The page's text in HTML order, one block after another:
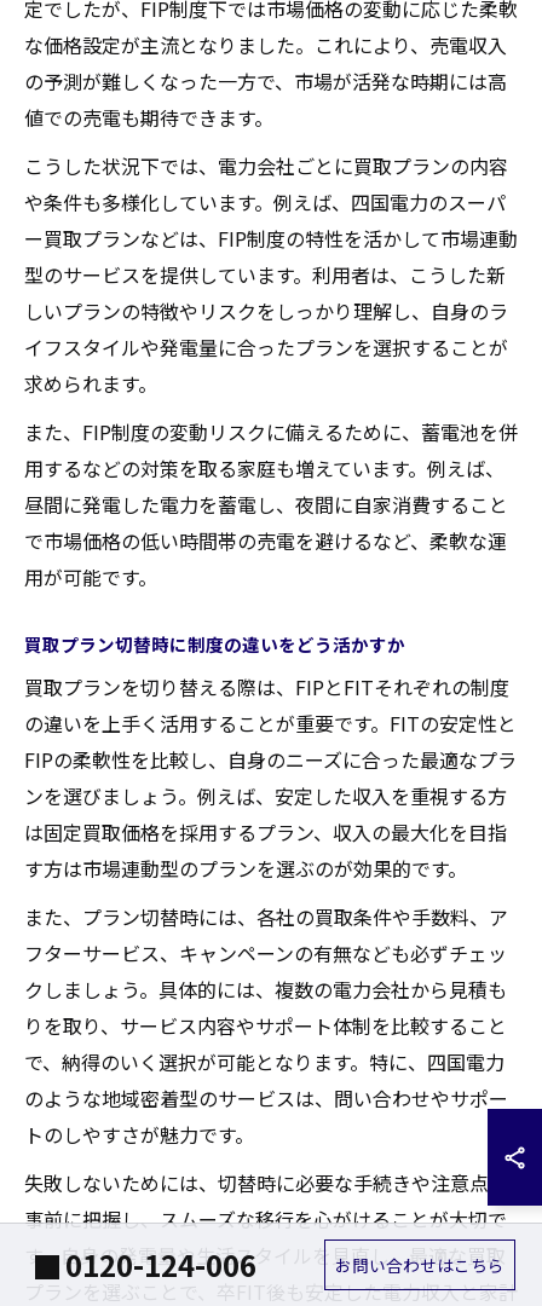
定でしたが、FIP制度下では市場価格の変動に応じた柔軟
な価格設定が主流となりました。これにより、売電収入
の予測が難しくなった一方で、市場が活発な時期には高
値での売電も期待できます。
こうした状況下では、電力会社ごとに買取プランの内容
や条件も多様化しています。例えば、四国電力のスーパ
ー買取プランなどは、FIP制度の特性を活かして市場連動
型のサービスを提供しています。利用者は、こうした新
しいプランの特徴やリスクをしっかり理解し、自身のラ
イフスタイルや発電量に合ったプランを選択することが
求められます。
また、FIP制度の変動リスクに備えるために、蓄電池を併
用するなどの対策を取る家庭も増えています。例えば、
昼間に発電した電力を蓄電し、夜間に自家消費すること
で市場価格の低い時間帯の売電を避けるなど、柔軟な運
用が可能です。
買取プラン切替時に制度の違いをどう活かすか
買取プランを切り替える際は、FIPとFITそれぞれの制度
の違いを上手く活用することが重要です。FITの安定性と
FIPの柔軟性を比較し、自身のニーズに合った最適なプラ
ンを選びましょう。例えば、安定した収入を重視する方
は固定買取価格を採用するプラン、収入の最大化を目指
す方は市場連動型のプランを選ぶのが効果的です。
また、プラン切替時には、各社の買取条件や手数料、ア
フターサービス、キャンペーンの有無なども必ずチェッ
クしましょう。具体的には、複数の電力会社から見積も
りを取り、サービス内容やサポート体制を比較すること
で、納得のいく選択が可能となります。特に、四国電力
のような地域密着型のサービスは、問い合わせやサポー
トのしやすさが魅力です。
失敗しないためには、切替時に必要な手続きや注意点を
事前に把握し、スムーズな移行を心がけることが大切で
す。自身の発電量や生活スタイルを見直し、最適な買取
プランを選ぶことで、卒FIT後も安定した電力収入と家計
0120-124-006 お問い合わせはこちら